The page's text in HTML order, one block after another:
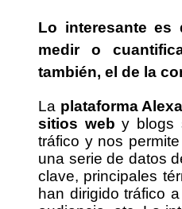
Lo interesante es
medir o
también, el de la
La plataforma Alexa
sitios web y blogs
tráfico y nos
una serie de datos
clave, principales
han dirigido tráfico